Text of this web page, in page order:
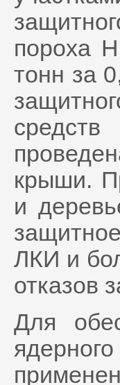
пороха
тонн за
крыши.
и
ЛКИ и
отказов
Для